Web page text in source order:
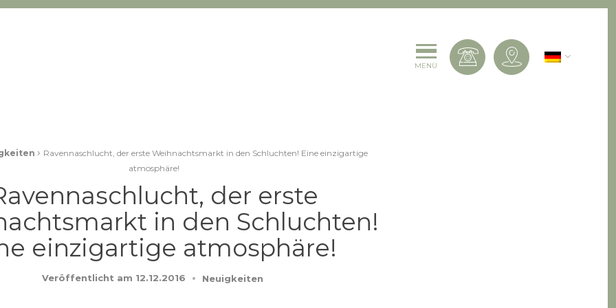
MENÜ Kontaktiere uns
Deutsch
› Ravennaschlucht, der erste Weihnachtsmarkt in den Schluchten! Eine einzigartige
atmosphäre!
der erste
in den Schluchten!
einzigartige atmosphäre!
Veröffentlicht am 12.12.2016 Neuigkeiten